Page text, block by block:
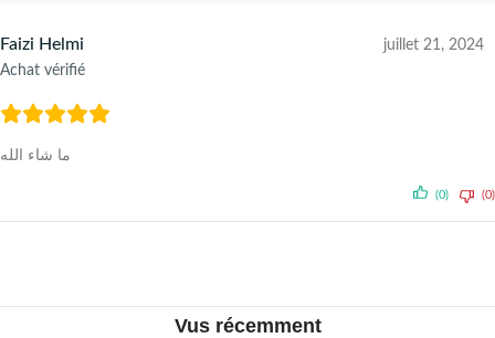
Faizi Helmi
Achat vérifié
juillet 21, 2024
ما شاء الله
(0) (0)
Vus récemment